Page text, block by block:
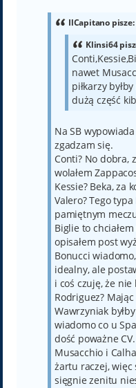
IlCapitano pisze:
Klinsi64
nawet
piłkarzy
dużą część
Na SB
zgadzam się.
Conti? No dobra,
wolałem
Kessie? Beka, za
Valero? Tego
pamiętnym
Biglie to
opisałem post
Bonucci
idealny, ale
i coś czuję, że
Rodriguez?
Wawrzyniak
wiadomo co u
dość poważne CV.
Musacchio i
żartu raczej,
sięgnie zenitu